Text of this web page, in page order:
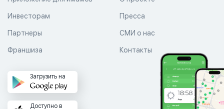
Пресса
СМИ о нас
Контакты
Инвесторам
Партнеры
Франшиза
Загрузить на
Доступно в